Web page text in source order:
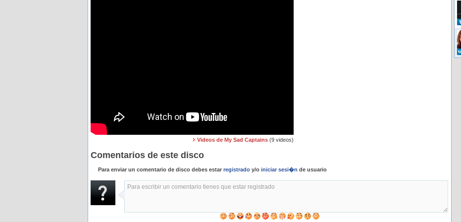
Videos de My Sad Captains (9 videos)
Comentarios de este disco
Para enviar un comentario de disco debes estar registrado y/o iniciar sesi�n de usuario